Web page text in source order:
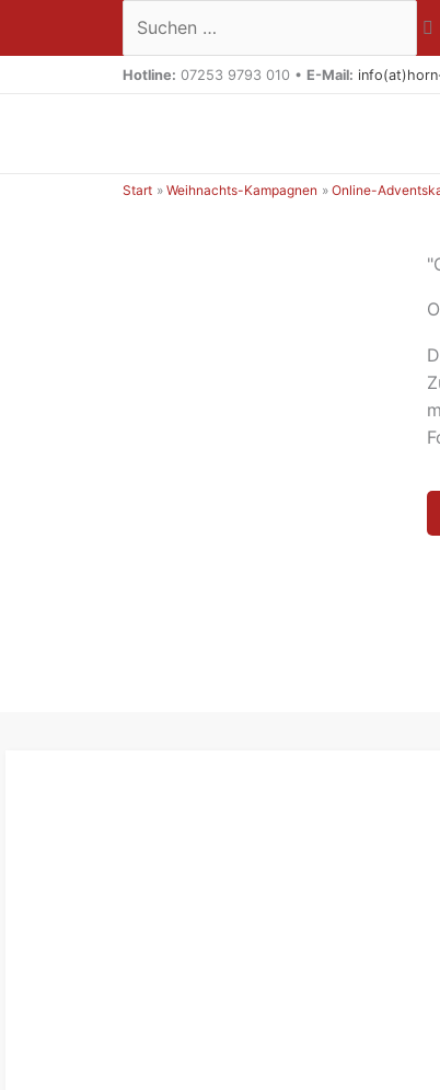
Suchen …
Hotline: 07253 9793 010 • E-Mail:
Start Weihnachts-Kampagnen Online-